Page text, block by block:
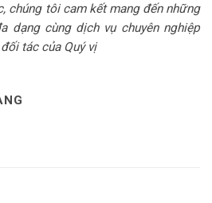
chúng tôi cam kết mang đến những
dạng cùng dịch vụ chuyên nghiệp
tác của Quý vị